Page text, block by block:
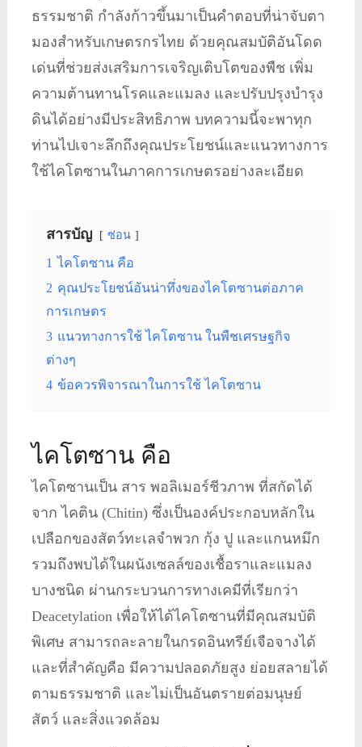
ธรรมชาติ กำลังก้าวขึ้นมาเป็นคำตอบที่น่าจับตา
มองสำหรับเกษตรกรไทย ด้วยคุณสมบัติอันโดด
เด่นที่ช่วยส่งเสริมการเจริญเติบโตของพืช เพิ่ม
ความต้านทานโรคและแมลง และปรับปรุงบำรุง
ดินได้อย่างมีประสิทธิภาพ บทความนี้จะพาทุก
ท่านไปเจาะลึกถึงคุณประโยชน์และแนวทางการ
ใช้ไคโตซานในภาคการเกษตรอย่างละเอียด
สารบัญ ซ่อน
1 ไคโตซาน คือ
2 คุณประโยชน์อันน่าทึ่งของไคโตซานต่อภาค
การเกษตร
3 แนวทางการใช้ ไคโตซาน ในพืชเศรษฐกิจ
ต่างๆ
4 ข้อควรพิจารณาในการใช้ ไคโตซาน
ไคโตซาน คือ
ไคโตซานเป็น สาร พอลิเมอร์ชีวภาพ ที่สกัดได้
จาก ไคติน (Chitin) ซึ่งเป็นองค์ประกอบหลักใน
เปลือกของสัตว์ทะเลจำพวก กุ้ง ปู และแกนหมึก
รวมถึงพบได้ในผนังเซลล์ของเชื้อราและแมลง
บางชนิด ผ่านกระบวนการทางเคมีที่เรียกว่า
Deacetylation เพื่อให้ได้ไคโตซานที่มีคุณสมบัติ
พิเศษ สามารถละลายในกรดอินทรีย์เจือจางได้
และที่สำคัญคือ มีความปลอดภัยสูง ย่อยสลายได้
ตามธรรมชาติ และไม่เป็นอันตรายต่อมนุษย์
สัตว์ และสิ่งแวดล้อม